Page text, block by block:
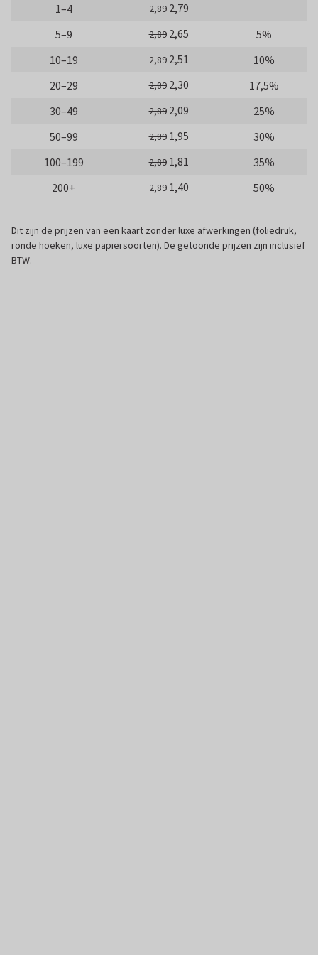
1–4 2,89 2,79
5–9
2,89 2,65
5%
10–19
2,89 2,51
10%
20–29
2,89 2,30
17,5%
30–49
2,89 2,09
25%
50–99
2,89 1,95
30%
100–199
2,89 1,81
35%
200+
2,89 1,40 50%
Dit zijn de prijzen van een kaart zonder luxe afwerkingen (foliedruk,
ronde hoeken, luxe papiersoorten). De getoonde prijzen zijn inclusief
BTW.